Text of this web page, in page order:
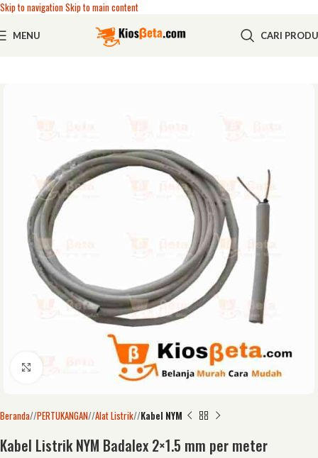
Skip to navigationSkip to main content
MENU CARI
Click to enlarge
Beranda/ PERTUKANGAN/ Alat Listrik/ Kabel NYM
Kabel Listrik NYM Badalex 2×1.5 mm per meter